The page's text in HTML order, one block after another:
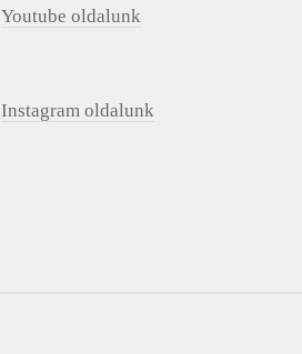
Youtube oldalunk
Instagram oldalunk